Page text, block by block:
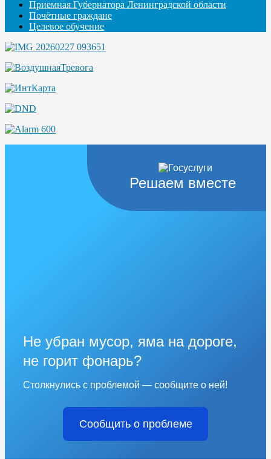
Приемная Губернатора Ленинградской области
Почётные граждане
Целевое обучение
Решаем вместе
Не убран мусор, яма на дороге,
не горит фонарь?
Столкнулись с проблемой — сообщите о ней!
Сообщить о проблеме